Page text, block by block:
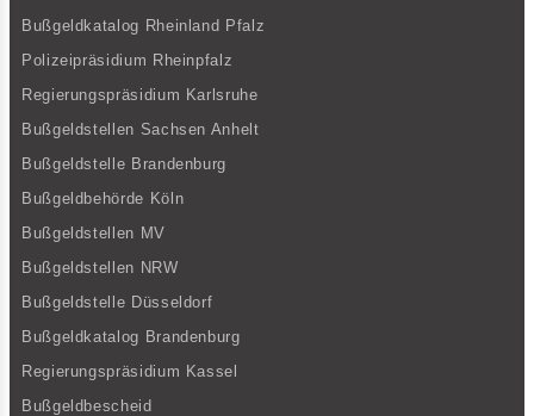
Bußgeldkatalog Rheinland Pfalz
Polizeipräsidium Rheinpfalz
Regierungspräsidium Karlsruhe
Bußgeldstellen Sachsen Anhelt
Bußgeldstelle Brandenburg
Bußgeldbehörde Köln
Bußgeldstellen MV
Bußgeldstellen NRW
Bußgeldstelle Düsseldorf
Bußgeldkatalog Brandenburg
Regierungspräsidium Kassel
Bußgeldbescheid